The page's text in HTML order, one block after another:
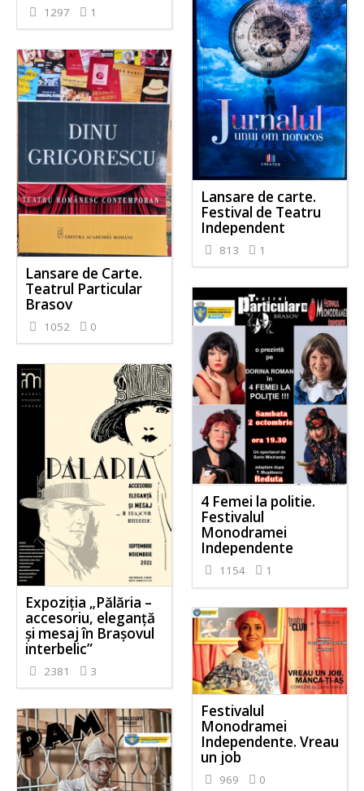
1297 1
Lansare de carte.
Festival de Teatru
Independent
813 1
Lansare de Carte.
Teatrul Particular
Brasov
1052 0
4 Femei la politie.
Festivalul
Monodramei
Independente
1154 1
Expoziția „Pălăria –
accesoriu, eleganță
și mesaj în Brașovul
interbelic”
2381 3
Festivalul
Monodramei
Independente. Vreau
un job
969 0